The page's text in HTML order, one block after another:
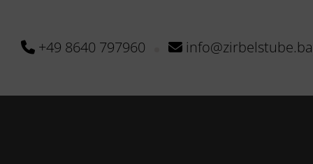
+49 8640 797960